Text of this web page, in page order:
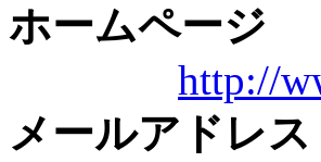
ホームページ
http://
メールアドレス